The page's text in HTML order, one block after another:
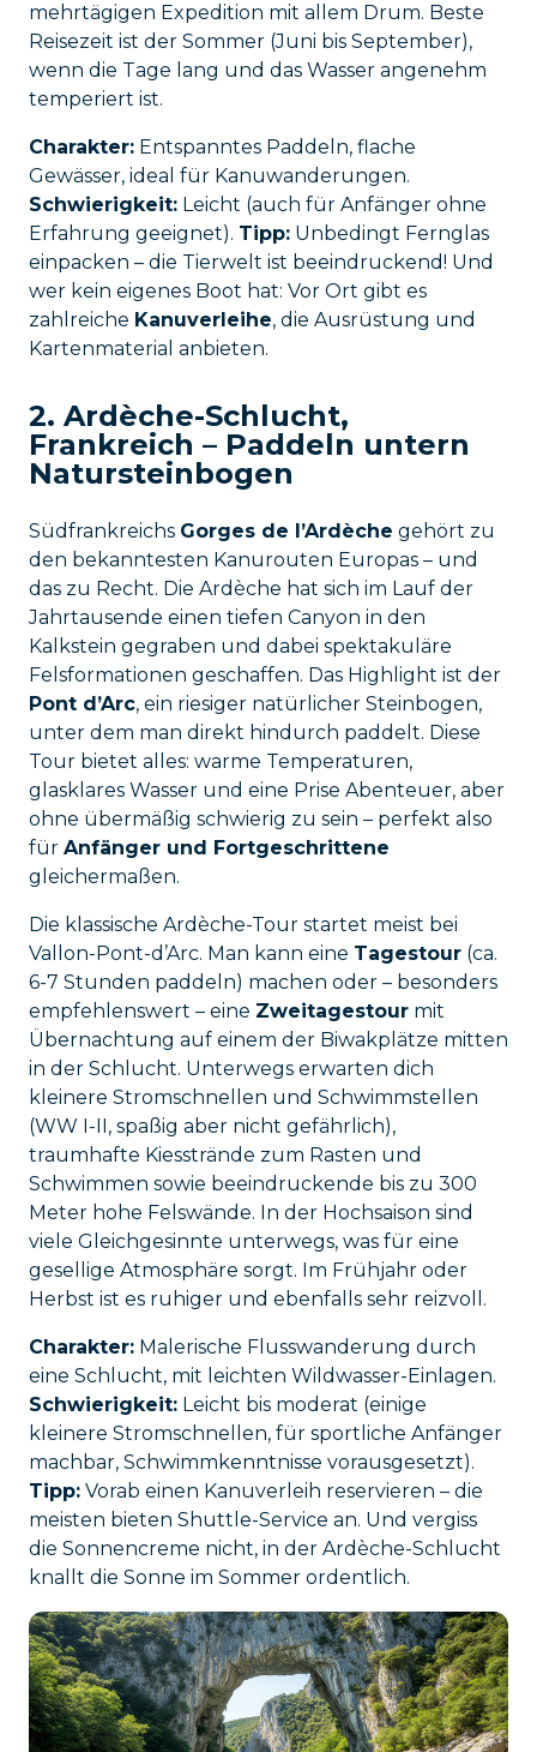
mehrtägigen Expedition mit allem Drum. Beste
Reisezeit ist der Sommer (Juni bis September),
wenn die Tage lang und das Wasser angenehm
temperiert ist.
Charakter: Entspanntes Paddeln, flache
Gewässer, ideal für Kanuwanderungen.
Schwierigkeit: Leicht (auch für Anfänger ohne
Erfahrung geeignet). Tipp: Unbedingt Fernglas
einpacken – die Tierwelt ist beeindruckend! Und
wer kein eigenes Boot hat: Vor Ort gibt es
zahlreiche Kanuverleihe, die Ausrüstung und
Kartenmaterial anbieten.
2. Ardèche-Schlucht,
Frankreich – Paddeln untern
Natursteinbogen
Südfrankreichs Gorges de l’Ardèche gehört zu
den bekanntesten Kanurouten Europas – und
das zu Recht. Die Ardèche hat sich im Lauf der
Jahrtausende einen tiefen Canyon in den
Kalkstein gegraben und dabei spektakuläre
Felsformationen geschaffen. Das Highlight ist der
Pont d’Arc, ein riesiger natürlicher Steinbogen,
unter dem man direkt hindurch paddelt. Diese
Tour bietet alles: warme Temperaturen,
glasklares Wasser und eine Prise Abenteuer, aber
ohne übermäßig schwierig zu sein – perfekt also
für Anfänger und Fortgeschrittene
gleichermaßen.
Die klassische Ardèche-Tour startet meist bei
Vallon-Pont-d’Arc. Man kann eine Tagestour (ca.
6-7 Stunden paddeln) machen oder – besonders
empfehlenswert – eine Zweitagestour mit
Übernachtung auf einem der Biwakplätze mitten
in der Schlucht. Unterwegs erwarten dich
kleinere Stromschnellen und Schwimmstellen
(WW I-II, spaßig aber nicht gefährlich),
traumhafte Kiesstrände zum Rasten und
Schwimmen sowie beeindruckende bis zu 300
Meter hohe Felswände. In der Hochsaison sind
viele Gleichgesinnte unterwegs, was für eine
gesellige Atmosphäre sorgt. Im Frühjahr oder
Herbst ist es ruhiger und ebenfalls sehr reizvoll.
Charakter: Malerische Flusswanderung durch
eine Schlucht, mit leichten Wildwasser-Einlagen.
Schwierigkeit: Leicht bis moderat (einige
kleinere Stromschnellen, für sportliche Anfänger
machbar, Schwimmkenntnisse vorausgesetzt).
Tipp: Vorab einen Kanuverleih reservieren – die
meisten bieten Shuttle-Service an. Und vergiss
die Sonnencreme nicht, in der Ardèche-Schlucht
knallt die Sonne im Sommer ordentlich.